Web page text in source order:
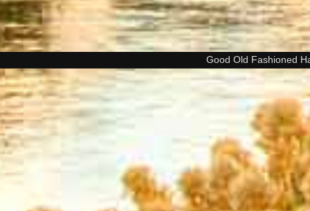
Good Old Fashioned